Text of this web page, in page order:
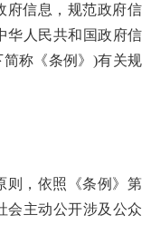
府信息，规范政府信
华人民共和国政府信
称《条例》)有关规
则，依照《条例》第
会主动公开涉及公众